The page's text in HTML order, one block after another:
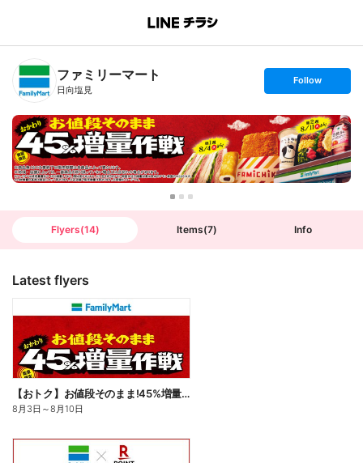
B
n
T
ファミリーマート
日向塩見
s
t
o
l
l
o
w
Follow
Flyers(14) Items(7) Info
Latest flyers
【おトク】お値段そのまま!45%増量作戦!
8月3日 ～8月10日